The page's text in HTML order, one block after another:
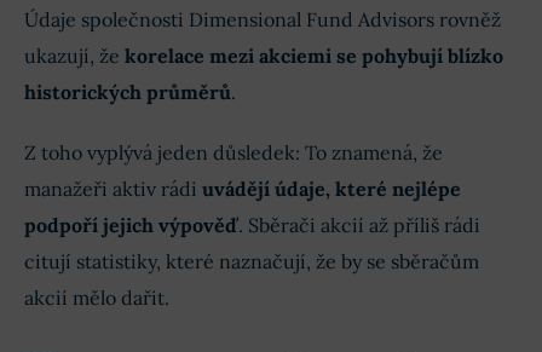
Údaje společnosti Dimensional Fund Advisors rovněž
ukazují, že korelace mezi akciemi se pohybují blízko
historických průměrů.
Z toho vyplývá jeden důsledek: To znamená, že
manažeři aktiv rádi uvádějí údaje, které nejlépe
podpoří jejich výpověď. Sběrači akcií až příliš rádi
citují statistiky, které naznačují, že by se sběračům
akcií mělo dařit.